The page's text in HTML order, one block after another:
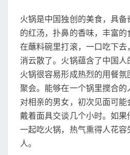
）
火
锅
永
远
沸
腾
火锅是中国独创的美食，具
的红汤，扑鼻的香味，丰富
在蘸料碗里打滚，一口吃下去
消云散了。火锅蕴含了中国
火锅很容易形成热烈的用餐
聚会。能够在一个锅里搅合
对相亲的男女，初次见面可能
戴着面具交谈几个小时。如
一起吃火锅，热气熏得人花
人。